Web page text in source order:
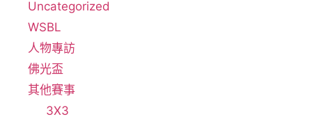
Uncategorized
WSBL
人物專訪
佛光盃
其他賽事
3X3